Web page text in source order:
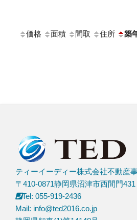
価格 面積 間取 住所 築
ティーイーディー株式会社不動産
〒410-0871静岡県沼津市西間門431
Tel: 055-919-2436
Mail: info@ted2016.co.jp